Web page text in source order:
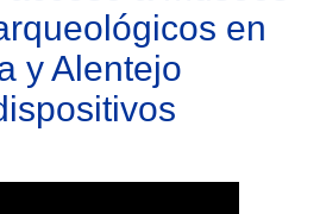
en
y Alentejo